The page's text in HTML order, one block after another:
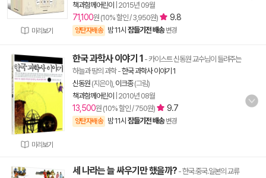
미리보기
책과함께어린이
2015년 09월
71,100원 (10% 할인 / 3,950원) 9.8
양탄자배송 밤 11시 잠들기전 배송 변경
미리보기
한국 과학사 이야기 1 - 카이스트 신동원 교수님이 들려주는
하늘과 땅의 과학-한국 과학사 이야기 1
신동원 (지은이), 이크종(그림)
책과함께어린이
2010년 08월
13,500원 (10% 할인 / 750원) 9.7
양탄자배송 밤 11시 잠들기전 배송 변경
세 나라는 늘 싸우기만 했을까? - 한국.중국.일본의 교류